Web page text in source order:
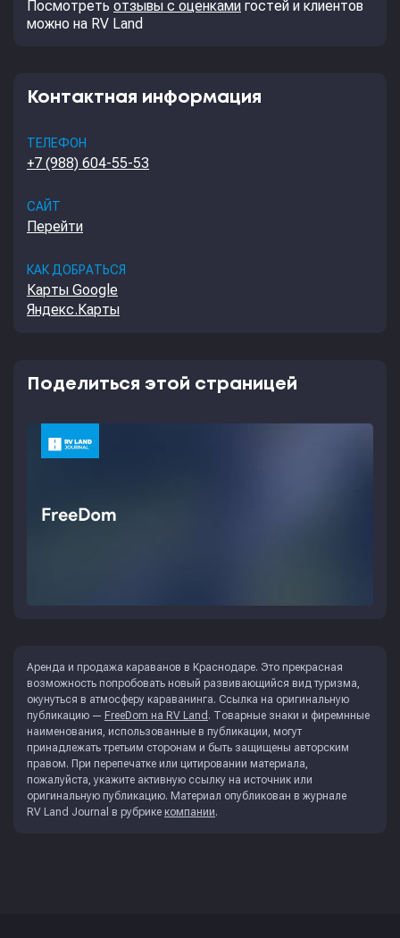
Посмотреть отзывы с оценками гостей и клиентов
можно на RV Land
Контактная информация
ТЕЛЕФОН
+7 (988) 604-55-53
САЙТ
Перейти
КАК ДОБРАТЬСЯ
Карты Google
Яндекс.Карты
Поделиться этой страницей
Аренда и продажа караванов в Краснодаре. Это прекрасная
возможность попробовать новый развивающийся вид туризма,
окунуться в атмосферу караванинга. Ссылка на оригинальную
публикацию — FreeDom на RV Land . Товарные знаки и фиремнные
наименования, использованные в публикации, могут
принадлежать третьим сторонам и быть защищены авторским
правом. При перепечатке или цитировании материала,
пожалуйста, укажите активную ссылку на источник или
оригинальную публикацию. Материал опубликован в журнале
RV Land Journal в рубрике компании.